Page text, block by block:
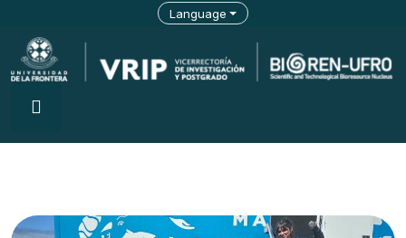
Language